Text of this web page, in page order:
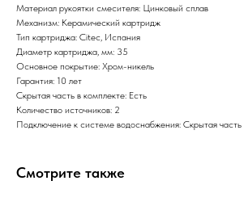
Материал рукоятки смесителя: Цинковый сплав
Механизм: Керамический картридж
Тип картриджа: Citec, Испания
Диаметр картриджа, мм: 35
Основное покрытие: Хром-никель
Гарантия: 10 лет
Скрытая часть в комплекте: Есть
Количество источников: 2
Подключение к системе водоснабжения: Скрытая часть
Смотрите также